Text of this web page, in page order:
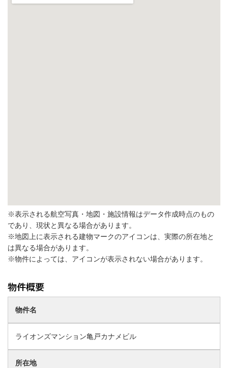
※表示される航空写真・地図・施設情報はデータ作成時点のもの
であり、現状と異なる場合があります。
※地図上に表示される建物マークのアイコンは、実際の所在地と
は異なる場合があります。
※物件によっては、アイコンが表示されない場合があります。
物件名
ライオンズマンション亀戸カナメビル
所在地